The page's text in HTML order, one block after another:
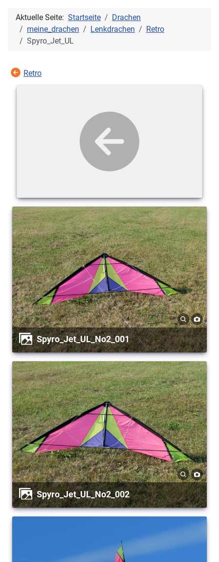
Aktuelle Seite: Startseite
Drachen
meine_drachen
Lenkdrachen
Retro
Spyro_Jet_UL
Retro
Spyro_Jet_UL_No2_001
Spyro_Jet_UL_No2_002